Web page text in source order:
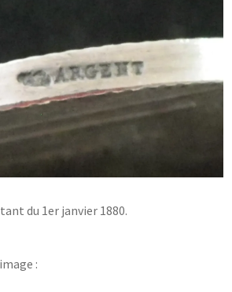
du 1er janvier 1880.
: